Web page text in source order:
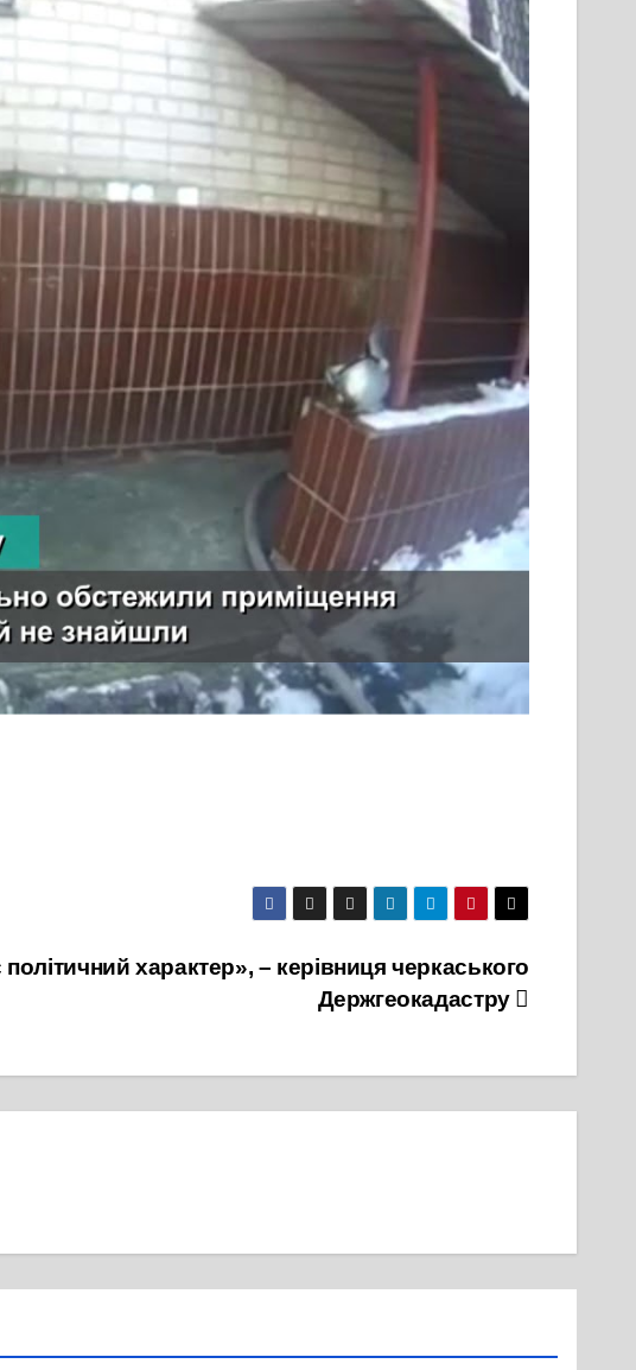
характер», – керівниця черкаського
Держгеокадастру